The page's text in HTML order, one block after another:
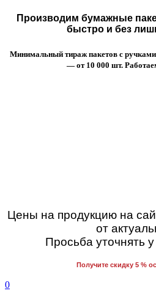
Производим бумажные
быстро и без
Минимальный тираж пакетов с
— от 10 000 шт.
Цены на продукцию на
от
Просьба уточнять
Получите скидку 5 %
0